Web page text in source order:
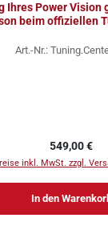
Ihres Power Vision
beim offiziellen
Art.-Nr.:
Regulärer
549,00 €
inkl. MwSt. zzgl.
In den